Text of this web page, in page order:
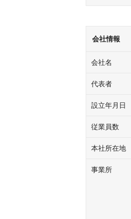
会社情報
会社名
代表者
設立年月日
従業員数
本社所在地
事業所